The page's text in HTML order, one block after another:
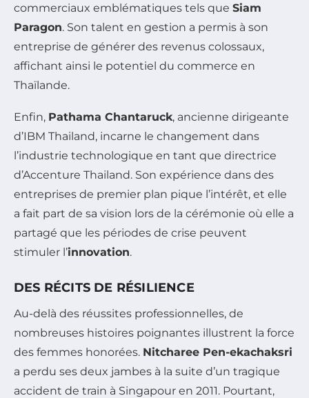
commerciaux emblématiques tels que Siam
Paragon. Son talent en gestion a permis à son
entreprise de générer des revenus colossaux,
affichant ainsi le potentiel du commerce en
Thaïlande.
Enfin, Pathama Chantaruck, ancienne dirigeante
d’IBM Thailand, incarne le changement dans
l’industrie technologique en tant que directrice
d’Accenture Thailand. Son expérience dans des
entreprises de premier plan pique l’intérêt, et elle
a fait part de sa vision lors de la cérémonie où elle a
partagé que les périodes de crise peuvent
stimuler l’innovation.
DES RÉCITS DE RÉSILIENCE
Au-delà des réussites professionnelles, de
nombreuses histoires poignantes illustrent la force
des femmes honorées. Nitcharee Pen-ekachaksri
a perdu ses deux jambes à la suite d’un tragique
accident de train à Singapour en 2011. Pourtant,